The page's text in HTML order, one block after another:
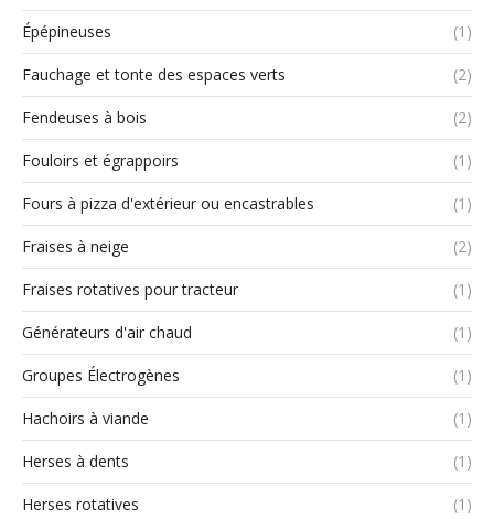
Épépineuses (1)
Fauchage et tonte des espaces verts (2)
Fendeuses à bois (2)
Fouloirs et égrappoirs (1)
Fours à pizza d'extérieur ou encastrables (1)
Fraises à neige (2)
Fraises rotatives pour tracteur (1)
Générateurs d'air chaud (1)
Groupes Électrogènes (1)
Hachoirs à viande (1)
Herses à dents (1)
Herses rotatives (1)